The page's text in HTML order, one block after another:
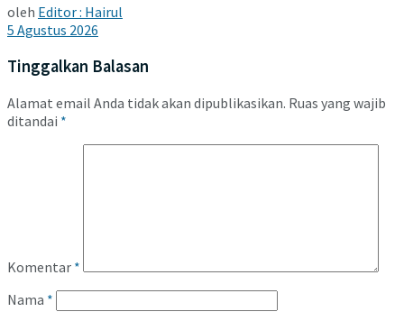
oleh Editor : Hairul
5 Agustus 2026
Tinggalkan Balasan
Alamat email Anda tidak akan dipublikasikan. Ruas yang wajib
ditandai *
Komentar *
Nama *